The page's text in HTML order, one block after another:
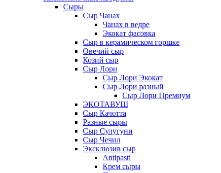
Сыры
Сыр Чанах
Чанах в ведре
Экокат фасовка
Сыр в керамическом горшке
Овечий сыр
Козий сыр
Сыр Лори
Сыр Лори Экокат
Сыр Лори разный
Сыр Лори Премиум
ЭКОТАВУШ
Сыр Качотта
Разные сыры
Сыр Сулугуни
Сыр Чечил
Эксклюзив сыр
Antipasti
Крем сыры